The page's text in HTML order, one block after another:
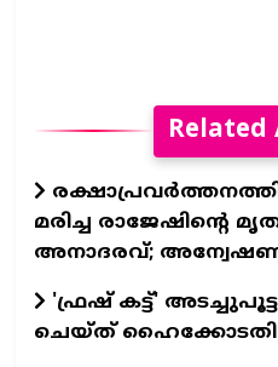
Related
മരിച്ച രാജേഷിന്റെ
അനാദരവ്;
'ഫ്രഷ് കട്ട്'
ചെയ്ത് ഹൈക്കോടതി